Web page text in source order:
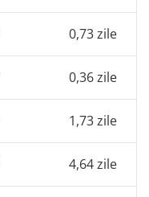
0,73 zile
0,36 zile
1,73 zile
4,64 zile